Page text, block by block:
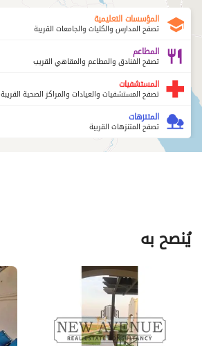
المؤسسات التعليمية
تصفح المدارس والكليات والجامعات القريبة
المطاعم
تصفح الفنادق والمطاعم والمقاهي القريب
المستشفيات
تصفح المستشفيات والعيادات والمراكز الصحية القريبة
المتنزهات
تصفح المتنزهات القريبة
يُنصح به